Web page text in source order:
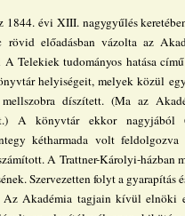
évi XIII. nagygyűlés
előadásban vázolta az
Telekiek tudományos hatása
helyiségeit, melyek közül
díszített. (Ma az
A könyvtár ekkor nagyjából
kétharmada volt
A Trattner-Károlyi-házban
Szervezetten folyt a gyarapítás
Az Akadémia tagjain kívül elnöki